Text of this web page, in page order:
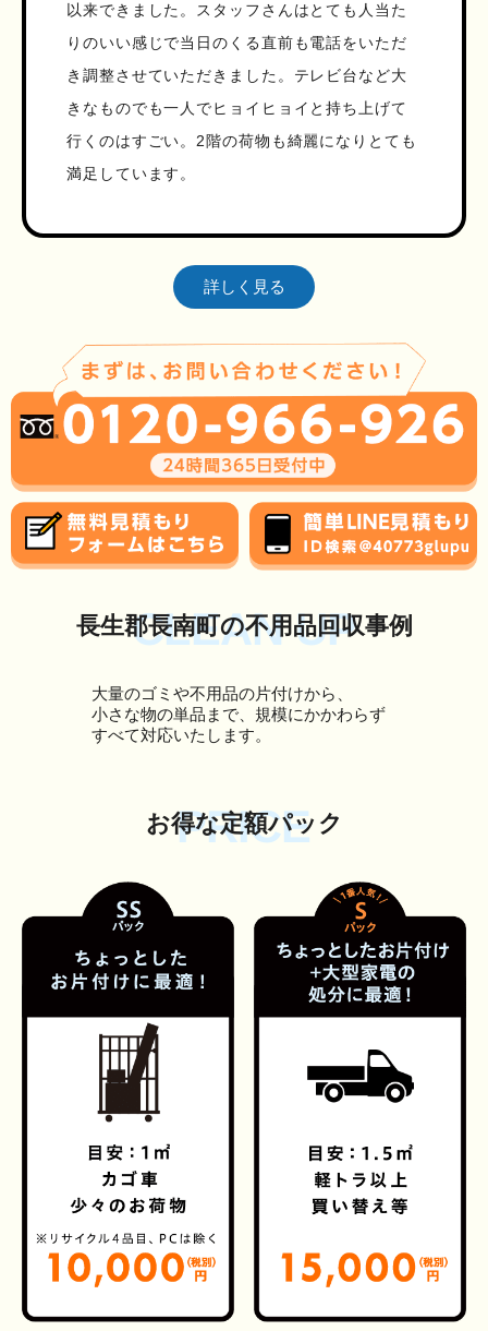
以来できました。スタッフさんはとても人当た
りのいい感じで当日のくる直前も電話をいただ
き調整させていただきました。テレビ台など大
きなものでも一人でヒョイヒョイと持ち上げて
行くのはすごい。2階の荷物も綺麗になりとても
満足しています。
詳しく見る
CLEAN UP
長生郡長南町の不用品回収事例
大量のゴミや不用品の片付けから、
小さな物の単品まで、規模にかかわらず
すべて対応いたします。
PRICE
お得な定額パック